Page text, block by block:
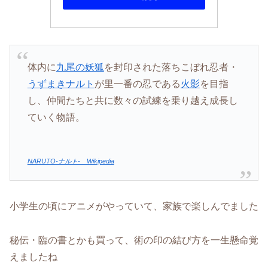
体内に九尾の妖狐 を封印された落ちこぼれ忍者・
うずまきナルト が里一番の忍である火影を目指
し、仲間たちと共に数々の試練を乗り越え成長し
ていく物語。
NARUTO-ナルト‐ Wikipedia
小学生の頃にアニメがやっていて、家族で楽しんでました
秘伝・臨の書とかも買って、術の印の結び方を一生懸命覚
えましたね